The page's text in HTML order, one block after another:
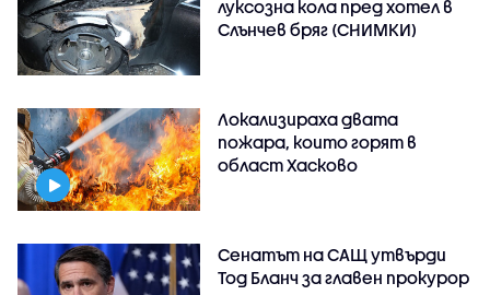
луксозна кола пред хотел в
Слънчев бряг (СНИМКИ)
Локализираха двата
пожара, които горят в
област Хасково
Сенатът на САЩ утвърди
Тод Бланч за главен прокурор